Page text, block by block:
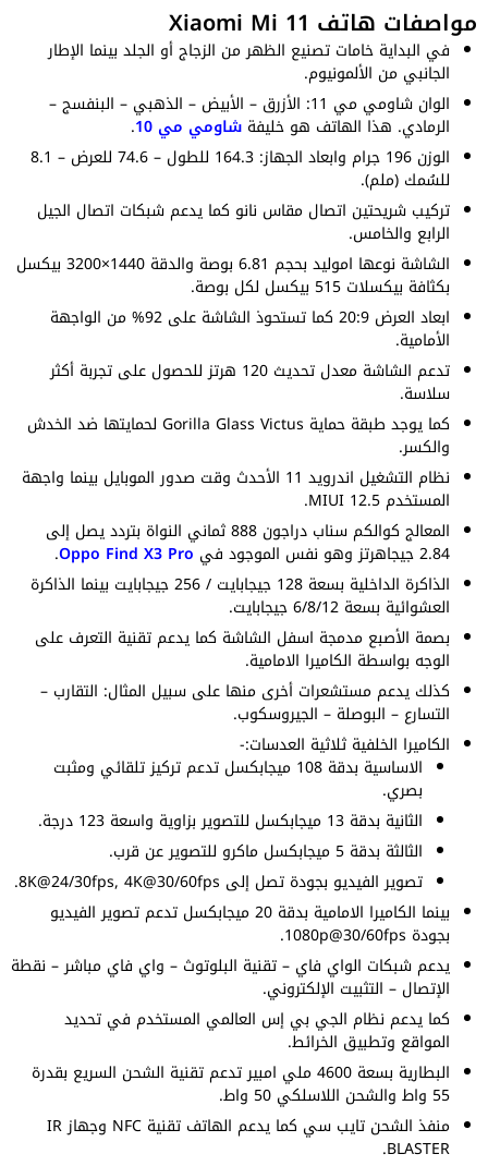
مواصفات هاتف Xiaomi Mi 11
في البداية خامات تصنيع الظهر من الزجاج أو الجلد بينما الإطار
الجانبي من الألمونيوم.
الوان شاومي مي 11: الأزرق – الأبيض – الذهبي – البنفسج –
الرمادي. هذا الهاتف هو خليفة شاومي مي 10
.
الوزن 196 جرام وابعاد الجهاز: 164.3 للطول – 74.6 للعرض – 8.1
للسُمك (ملم).
تركيب شريحتين اتصال مقاس نانو كما يدعم شبكات اتصال الجيل
الرابع والخامس.
الشاشة نوعها اموليد بحجم 6.81 بوصة والدقة 1440×3200 بيكسل
بكثافة بيكسلات 515 بيكسل لكل بوصة.
ابعاد العرض 20:9 كما تستحوذ الشاشة على 92% من الواجهة
الأمامية.
تدعم الشاشة معدل تحديث 120 هرتز للحصول على تجربة أكثر
سلاسة.
كما يوجد طبقة حماية Gorilla Glass Victus لحمايتها ضد الخدش
والكسر.
نظام التشغيل اندرويد 11 الأحدث وقت صدور الموبايل بينما واجهة
المستخدم MIUI 12.5.
المعالج كوالكم سناب دراجون 888 ثماني النواة بتردد يصل إلى
2.84 جيجاهرتز وهو نفس الموجود في Oppo Find X3 Pro
.
الذاكرة الداخلية بسعة 128 جيجابايت / 256 جيجابايت بينما الذاكرة
العشوائية بسعة 6/8/12 جيجابايت.
بصمة الأصبع مدمجة اسفل الشاشة كما يدعم تقنية التعرف على
الوجه بواسطة الكاميرا الامامية.
كذلك يدعم مستشعرات أخرى منها على سبيل المثال: التقارب –
التسارع – البوصلة – الجيروسكوب.
الكاميرا الخلفية ثلاثية العدسات:-
الاساسية بدقة 108 ميجابكسل تدعم تركيز تلقائي ومثبت
بصري.
الثانية بدقة 13 ميجابكسل للتصوير بزاوية واسعة 123 درجة.
الثالثة بدقة 5 ميجابكسل ماكرو للتصوير عن قرب.
تصوير الفيديو بجودة تصل إلى 8K@24/30fps, 4K@30/60fps.
بينما الكاميرا الامامية بدقة 20 ميجابكسل تدعم تصوير الفيديو
بجودة 1080p@30/60fps.
يدعم شبكات الواي فاي – تقنية البلوتوث – واي فاي مباشر – نقطة
الإتصال – التثبيت الإلكتروني.
كما يدعم نظام الجي بي إس العالمي المستخدم في تحديد
المواقع وتطبيق الخرائط.
البطارية بسعة 4600 ملي امبير تدعم تقنية الشحن السريع بقدرة
55 واط والشحن اللاسلكي 50 واط.
منفذ الشحن تايب سي كما يدعم الهاتف تقنية NFC وجهاز IR
BLASTER.